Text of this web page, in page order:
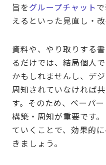
旨をグループチャット
えるといった見直し・改
資料や、やり取りする
るだけでは、結局個人
かもしれませんし、デ
周知されていなければ
す。そのため、ペーパ
構築・周知が重要です
ていくことで、効果的
きましょう。